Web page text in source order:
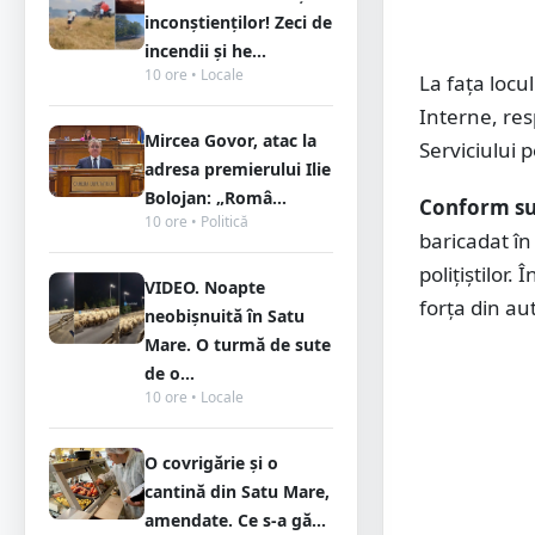
inconștienților! Zeci de
incendii și he...
10 ore • Locale
Mircea Govor, atac la
adresa premierului Ilie
Bolojan: „Româ...
10 ore • Politică
VIDEO. Noapte
neobișnuită în Satu
Mare. O turmă de sute
de o...
10 ore • Locale
O covrigărie și o
cantină din Satu Mare,
amendate. Ce s-a gă...
La fața
Interne,
Serviciului
Conform
baricadat
polițiștilor.
forța din